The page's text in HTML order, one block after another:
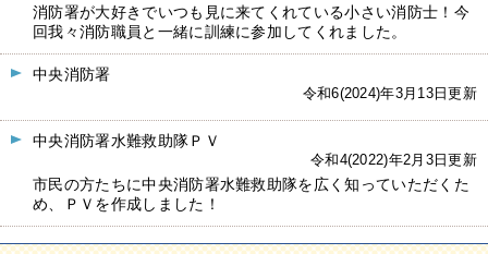
消防署が大好きでいつも見に来てくれている小さい消防士！今
回我々消防職員と一緒に訓練に参加してくれました。
中央消防署
令和6(2024)年3月13日更新
中央消防署水難救助隊ＰＶ
令和4(2022)年2月3日更新
市民の方たちに中央消防署水難救助隊を広く知っていただくた
め、ＰＶを作成しました！